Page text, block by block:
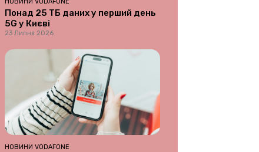
НОВИНИ VODAFONE
Понад 25 ТБ даних у перший день
5G у Києві
23 Липня 2026
НОВИНИ VODAFONE